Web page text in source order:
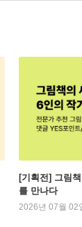
[기획전] 그림
를 만나다
2026년 07월 02